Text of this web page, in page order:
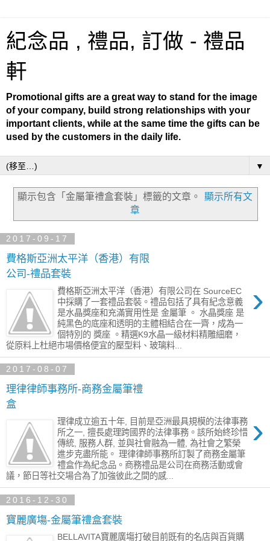
紀念品 , 禮品, 訂做 - 禮品
軒
Promotional gifts are a great way to stand for the image
of your company, build strong relationships with your
important clients, while at the same time the gifts can be
used by the customers in the daily life.
▼
顯示包含「金屬筆禮盒套裝」 標籤的文章。
顯示所有文
章
2017-09-17
費格斯亞洲太平洋（香港）有限
公司-禮品套裝
›
費格斯亞洲太平洋（香港）有限公司在 SourceEC
中採購了一套禮品套裝。禮品包括了具有紀念意義
是水晶獎座和充滿實用性是 金屬筆 。 水晶獎座 是
純黑色的底座和透明的主體相結合在一齊，成為一
個特別的 獎座 。精選K9水晶一級材料精雕細磨，
從原料上杜絕市場價格便宜的壓型料、玻璃料...
2017-08-07
理律律師事務所-商務金屬筆禮
盒
›
理律成立逾五十年, 目前是亞洲最具規模的法律事務
所之一, 擅長處理跨國界的法律事務。該所始終珍惜
傳統, 服務人群, 並與社會融為一體, 為社會之繁榮
進步克盡所能。 理律律師事務所訂製了商務金屬筆
禮盒作為紀念品。商務禮品是公司在商務活動或會
議，節日等社交場合為了加強彼此之間的感...
2016-12-30
寶麗廣塲-金屬筆禮盒套裝
BELLAVITA寶麗廣塲打破目前既有的名店與百貨購